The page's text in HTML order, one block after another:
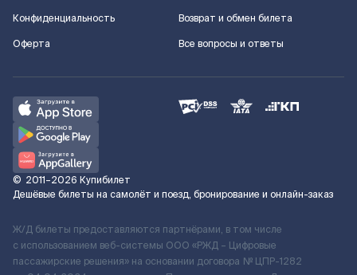
Конфиденциальность
Оферта
Возврат и обмен билета
Все вопросы и ответы
© 2011–2026 Купибилет
Дешёвые билеты на самолёт и поезд, бронирование и онлайн-заказ
Ж/Д билеты предоставляются партнёрами, в том числе
с использованием веб-системы ООО «РЖД – Цифровые
пассажирские решения» на основании договора № ЦПР-1282